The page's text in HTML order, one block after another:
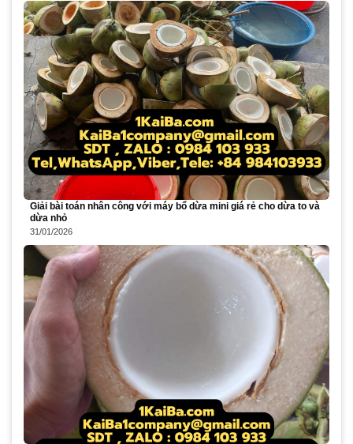
Giải bài toán nhân công với máy bổ dừa mini giá rẻ cho dừa to và
dừa nhỏ
31/01/2026